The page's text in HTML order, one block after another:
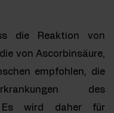
die Reaktion von
von Ascorbinsäure,
empfohlen, die
des
Es wird daher für